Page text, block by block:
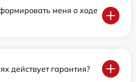
меня о ходе
действует гарантия?